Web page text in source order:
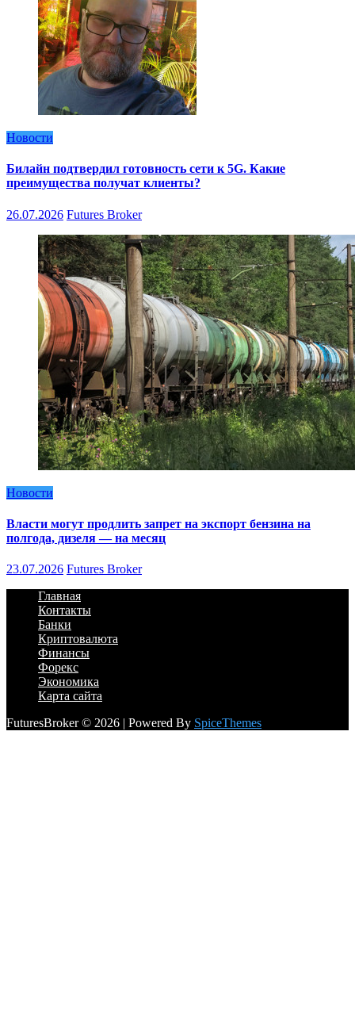
Новости
Билайн подтвердил готовность сети к 5G. Какие
преимущества получат клиенты?
26.07.2026 Futures Broker
Новости
Власти могут продлить запрет на экспорт бензина на
полгода, дизеля — на месяц
23.07.2026 Futures Broker
Главная
Контакты
Банки
Криптовалюта
Финансы
Форекс
Экономика
Карта сайта
FuturesBroker © 2026 | Powered By SpiceThemes